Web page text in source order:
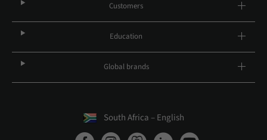
Customers
Education
Global brands
South Africa – English